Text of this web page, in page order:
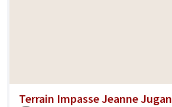
Terrain Impasse Jeanne Jugan